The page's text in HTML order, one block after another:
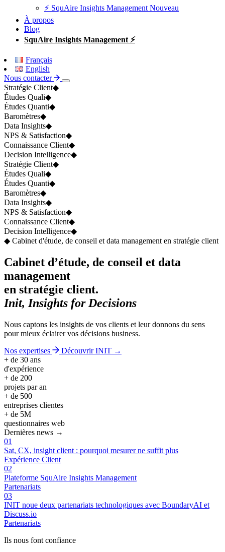
⚡ SquAire Insights Management Nouveau
À propos
Blog
SquAire Insights Management ⚡
Français
English
Nous contacter
Stratégie Client◆
Études Quali◆
Études Quanti◆
Baromètres◆
Data Insights◆
NPS & Satisfaction◆
Connaissance Client◆
Decision Intelligence◆
Stratégie Client◆
Études Quali◆
Études Quanti◆
Baromètres◆
Data Insights◆
NPS & Satisfaction◆
Connaissance Client◆
Decision Intelligence◆
◆ Cabinet d'étude, de conseil et data management en stratégie client
Cabinet d’étude, de conseil et data
management
en stratégie client.
Init, Insights for Decisions
Nous captons les insights de vos clients et leur donnons du sens
pour mieux éclairer vos décisions business.
Nos expertises
Découvrir INIT →
+ de 30 ans
d'expérience
+ de 200
projets par an
+ de 500
entreprises clientes
+ de 5M
questionnaires web
Dernières news →
01
Sat, CX, insight client : pourquoi mesurer ne suffit plus
Expérience Client
02
Plateforme SquAire Insights Management
Partenariats
03
INIT noue deux partenariats technologiques avec BoundaryAI et
Discuss.io
Partenariats
Ils nous font confiance